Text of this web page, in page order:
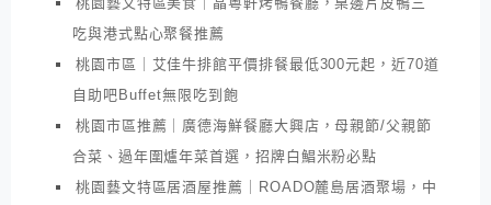
吃與港式點心聚餐推薦
桃園市區｜艾佳牛排館平價排餐最低300元起，近70道
自助吧Buffet無限吃到飽
桃園市區推薦｜廣德海鮮餐廳大興店，母親節/父親節
合菜、過年圍爐年菜首選，招牌白鯧米粉必點
桃園藝文特區居酒屋推薦｜ROADO麓島居酒聚場，中